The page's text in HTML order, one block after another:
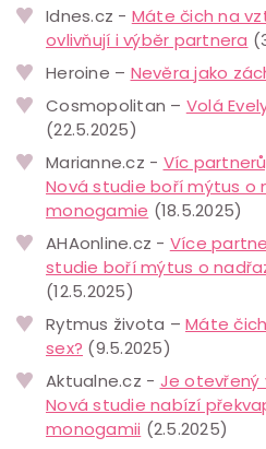
Idnes.cz - Máte čich na
ovlivňují i výběr partnera
Heroine – Nevěra jako
Cosmopolitan – Volá
(22.5.2025)
Marianne.cz - Víc
Nová studie boří mýtus o
monogamie (18.5.2025)
AHAonline.cz - Více
studie boří mýtus o
(12.5.2025)
Rytmus života – Máte
sex? (9.5.2025)
Aktualne.cz - Je
Nová studie nabízí
monogamii (2.5.2025)